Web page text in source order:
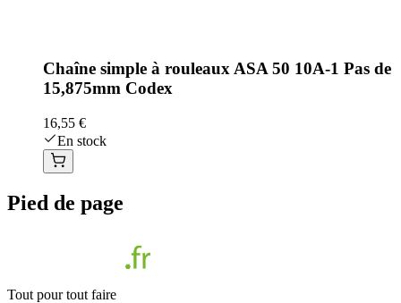
Chaîne simple à rouleaux ASA 50 10A-1 Pas de
15,875mm Codex
16,55 €
En stock
Pied de page
Tout pour tout faire